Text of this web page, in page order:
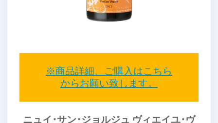
※商品詳細、ご購入はこちら
からお願い致します。
ニュイ･サン･ジョルジュ ヴィエイユ･ヴ